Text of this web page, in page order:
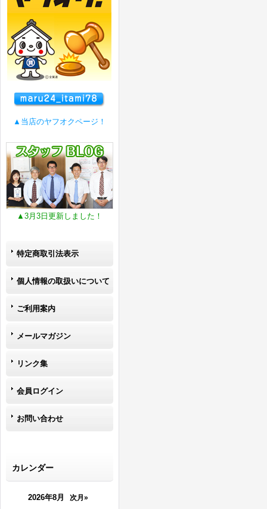
▲当店のヤフオクページ！
▲3月3日更新しました！
特定商取引法表示
個人情報の取扱いについて
ご利用案内
メールマガジン
リンク集
会員ログイン
お問い合わせ
カレンダー
2026年8月 次月»